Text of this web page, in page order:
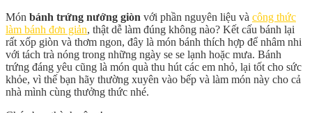
Món bánh trứng nướng giòn với phần nguyên liệu và công thức
làm bánh đơn giản, thật dễ làm đúng không nào? Kết cấu bánh lại
rất xốp giòn và thơm ngon, đây là món bánh thích hợp để nhâm nhi
với tách trà nóng trong những ngày se se lạnh hoặc mưa. Bánh
trứng đáng yêu cũng là món quà thu hút các em nhỏ, lại tốt cho sức
khỏe, vì thế bạn hãy thường xuyên vào bếp và làm món này cho cả
nhà mình cùng thưởng thức nhé.